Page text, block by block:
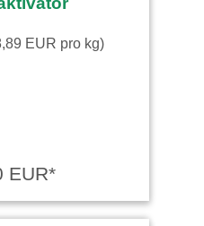
EUR pro kg)
EUR*